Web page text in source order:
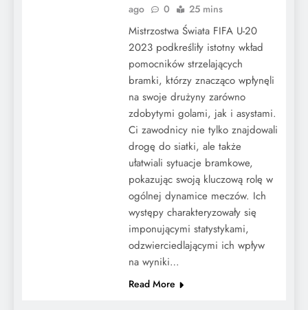
ago
0 25 mins
Mistrzostwa Świata FIFA U-20
2023 podkreśliły istotny wkład
pomocników strzelających
bramki, którzy znacząco wpłynęli
na swoje drużyny zarówno
zdobytymi golami, jak i asystami.
Ci zawodnicy nie tylko znajdowali
drogę do siatki, ale także
ułatwiali sytuacje bramkowe,
pokazując swoją kluczową rolę w
ogólnej dynamice meczów. Ich
występy charakteryzowały się
imponującymi statystykami,
odzwierciedlającymi ich wpływ
na wyniki…
Read More